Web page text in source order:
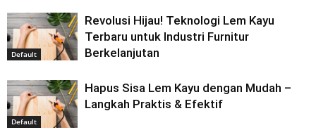
Default
Revolusi Hijau! Teknologi Lem Kayu
Terbaru untuk Industri Furnitur
Berkelanjutan
Default
Hapus Sisa Lem Kayu dengan Mudah –
Langkah Praktis & Efektif